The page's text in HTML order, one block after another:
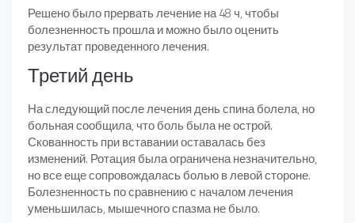
Решено было прервать лечение на 48 ч, чтобы
болезненность прошла и можно было оценить
результат проведенного лечения.
Третий день
На следующий после лечения день спина болела, но
больная сообщила, что боль была не острой.
Скованность при вставании оставалась без
изменений. Ротация была ограничена незначительно,
но все еще сопровождалась болью в левой стороне.
Болезненность по сравнению с началом лечения
уменьшилась, мышечного спазма не было.